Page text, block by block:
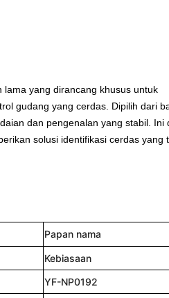
yang dirancang khusus untuk
gudang yang cerdas. Dipilih dari
dan pengenalan yang stabil. Ini
solusi identifikasi cerdas yang
Papan nama
Kebiasaan
YF-NP0192